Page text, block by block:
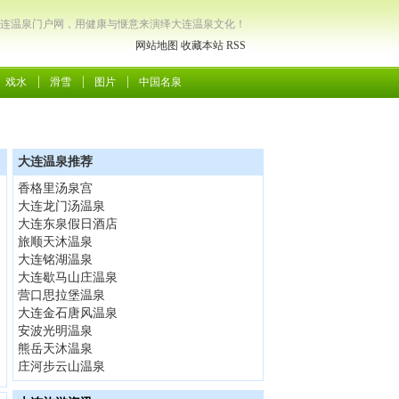
温泉门户网，用健康与惬意来演绎大连温泉文化！
网站地图 收藏本站 RSS
戏水 滑雪 图片 中国名泉
大连温泉推荐
香格里汤泉宫
大连龙门汤温泉
大连东泉假日酒店
旅顺天沐温泉
大连铭湖温泉
大连歇马山庄温泉
营口思拉堡温泉
大连金石唐风温泉
安波光明温泉
熊岳天沐温泉
庄河步云山温泉